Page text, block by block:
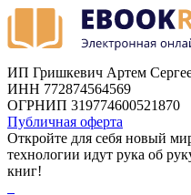
ИП Гришкевич Артем
ИНН 772874564569
ОГРНИП 319774600521870
Публичная оферта
Откройте для себя новый
технологии идут рука об
книг!